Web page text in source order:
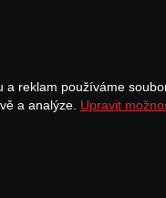
reklam používáme
a analýze. Upravit